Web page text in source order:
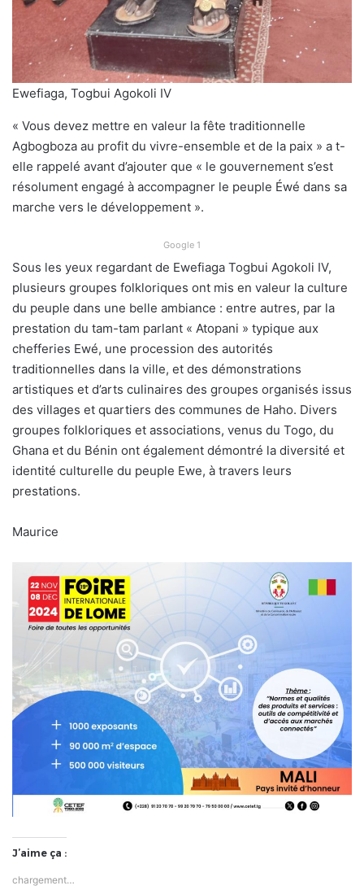
Ewefiaga, Togbui Agokoli IV
« Vous devez mettre en valeur la fête traditionnelle
Agbogboza au profit du vivre-ensemble et de la paix » a t-
elle rappelé avant d’ajouter que « le gouvernement s’est
résolument engagé à accompagner le peuple Éwé dans sa
marche vers le développement ».
Google 1
Sous les yeux regardant de Ewefiaga Togbui Agokoli IV,
plusieurs groupes folkloriques ont mis en valeur la culture
du peuple dans une belle ambiance : entre autres, par la
prestation du tam-tam parlant « Atopani » typique aux
chefferies Ewé, une procession des autorités
traditionnelles dans la ville, et des démonstrations
artistiques et d’arts culinaires des groupes organisés issus
des villages et quartiers des communes de Haho. Divers
groupes folkloriques et associations, venus du Togo, du
Ghana et du Bénin ont également démontré la diversité et
identité culturelle du peuple Ewe, à travers leurs
prestations.
Maurice
J’aime ça :
chargement…